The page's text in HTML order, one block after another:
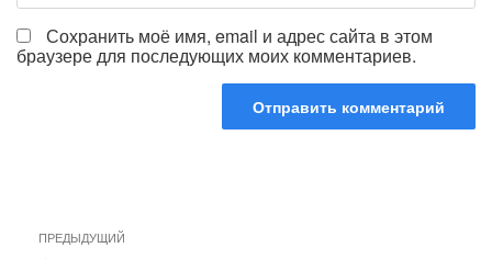
Сохранить моё имя, email и адрес сайта в этом
браузере для последующих моих комментариев.
поПредыдущая
ПРЕДЫДУЩИЙ